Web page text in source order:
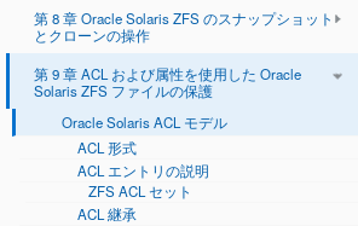
第 8 章 Oracle Solaris ZFS のスナップショット
とクローンの操作
第 9 章 ACL および属性を使用した Oracle
Solaris ZFS ファイルの保護
Oracle Solaris ACL モデル
ACL 形式
ACL エントリの説明
ZFS ACL セット
ACL 継承